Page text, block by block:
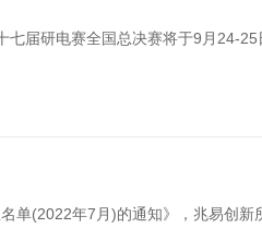
届研电赛全国总决赛将于9月24-
单(2022年7月)的通知》，兆易创